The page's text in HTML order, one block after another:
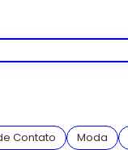
Contato Moda